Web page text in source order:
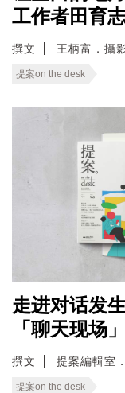
工作者田育
撰文 王柄富．攝
提案on the desk
走进对话发
「聊天现场」
撰文 提案編輯室
提案on the desk